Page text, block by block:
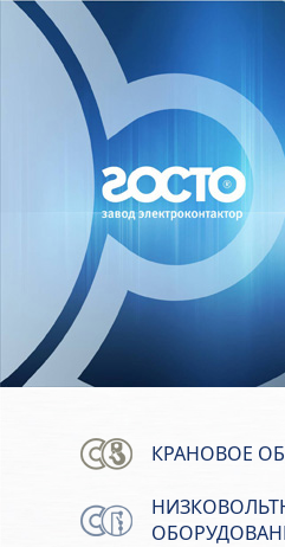
КРАНОВОЕ